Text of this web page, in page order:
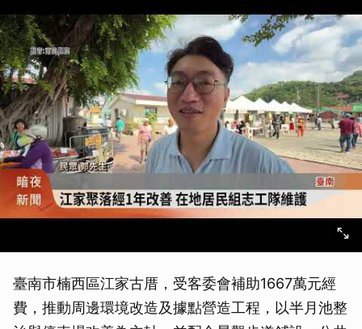
臺南市楠西區江家古厝，受客委會補助1667萬元經
費，推動周邊環境改造及據點營造工程，以半月池整